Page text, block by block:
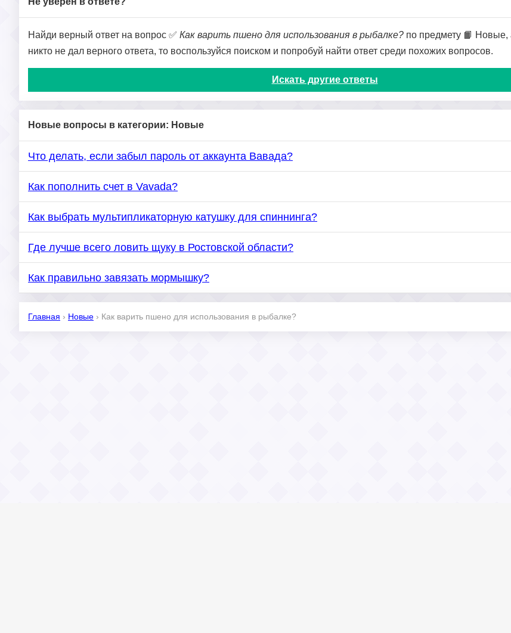
Найди верный ответ на вопрос ✅ Как варить пшено для использования в рыбалке? по предмету 📙 Новые,
никто не дал верного ответа, то воспользуйся поиском и попробуй найти ответ среди похожих вопросов.
Искать другие ответы
Новые вопросы в категории: Новые
Что делать, если забыл пароль от аккаунта Вавада?
Как пополнить счет в Vavada?
Как выбрать мультипликаторную катушку для спиннинга?
Где лучше всего ловить щуку в Ростовской области?
Как правильно завязать мормышку?
Главная › Новые › Как варить пшено для использования в рыбалке?